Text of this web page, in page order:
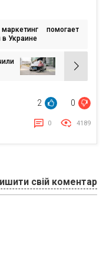
помогает
в Украине
2 0
0 4189
свій коментар